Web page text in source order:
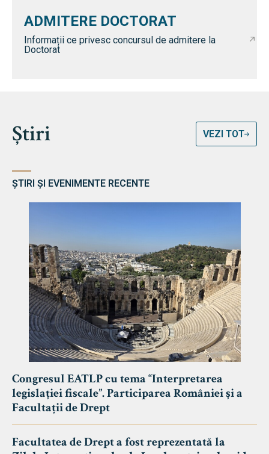
ADMITERE DOCTORAT
Informații ce privesc concursul de admitere la
Doctorat
Știri VEZI TOT
ȘTIRI ȘI EVENIMENTE RECENTE
Congresul EATLP cu tema “Interpretarea
legislației fiscale”. Participarea României și a
Facultații de Drept
Facultatea de Drept a fost reprezentată la